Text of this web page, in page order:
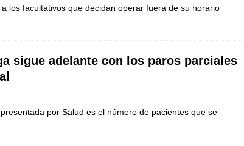
los facultativos que decidan operar fuera de su horario
sigue adelante con los paros parciales
por Salud es el número de pacientes que se